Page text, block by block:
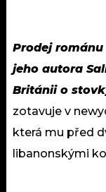
Prodej
jeho autora
Británii o
zotavuje v
která mu před
libanonskými